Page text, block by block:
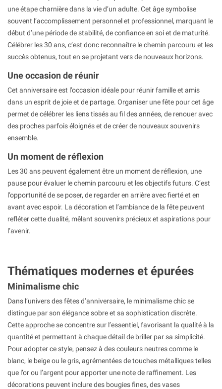
une étape charnière dans la vie d’un adulte. Cet âge symbolise
souvent l’accomplissement personnel et professionnel, marquant le
début d’une période de stabilité, de confiance en soi et de maturité.
Célébrer les 30 ans, c’est donc reconnaître le chemin parcouru et les
succès obtenus, tout en se projetant vers de nouveaux horizons.
Une occasion de réunir
Cet anniversaire est l’occasion idéale pour réunir famille et amis
dans un esprit de joie et de partage. Organiser une fête pour cet âge
permet de célébrer les liens tissés au fil des années, de renouer avec
des proches parfois éloignés et de créer de nouveaux souvenirs
ensemble.
Un moment de réflexion
Les 30 ans peuvent également être un moment de réflexion, une
pause pour évaluer le chemin parcouru et les objectifs futurs. C’est
l’opportunité de se poser, de regarder en arrière avec fierté et en
avant avec espoir. La décoration et l’ambiance de la fête peuvent
refléter cette dualité, mêlant souvenirs précieux et aspirations pour
l’avenir.
Thématiques modernes et épurées
Minimalisme chic
Dans l’univers des fêtes d’anniversaire, le minimalisme chic se
distingue par son élégance sobre et sa sophistication discrète.
Cette approche se concentre sur l’essentiel, favorisant la qualité à la
quantité et permettant à chaque détail de briller par sa simplicité.
Pour adopter ce style, pensez à des couleurs neutres comme le
blanc, le beige ou le gris, agrémentées de touches métalliques telles
que l’or ou l’argent pour apporter une note de raffinement. Les
décorations peuvent inclure des bougies fines, des vases